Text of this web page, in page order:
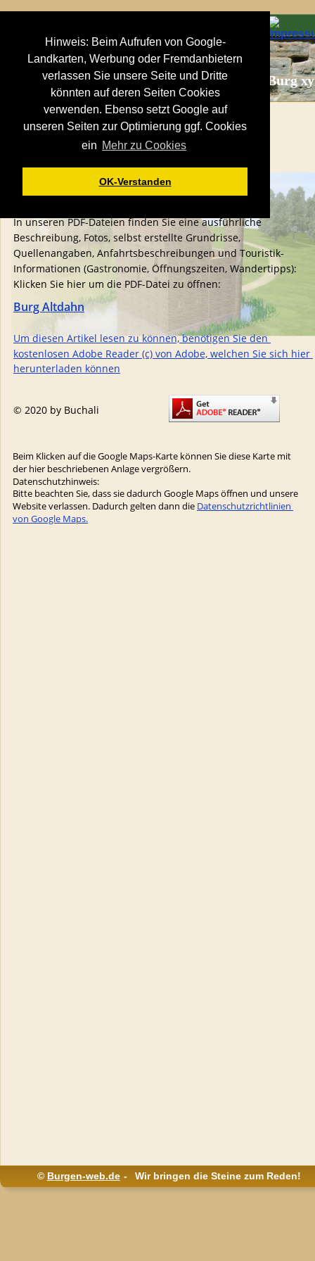
Hinweis: Beim Aufrufen von Google-
Landkarten, Werbung oder Fremdanbietern
verlassen Sie unsere Seite und Dritte
könnten auf deren Seiten Cookies
verwenden. Ebenso setzt Google auf
unseren Seiten zur Optimierung ggf. Cookies
ein Mehr zu Cookies
OK-Verstanden
© Burgen-web.de
  -
Wir bringen die Steine zum Reden!
Überschrift
Text
In unseren PDF-Dateien finden Sie eine ausführliche
Beschreibung, Fotos, selbst erstellte Grundrisse,
Quellenangaben, Anfahrtsbeschreibungen und Touristik-
Informationen (Gastronomie, Öffnungszeiten, Wandertipps):
Klicken Sie hier um die PDF-Datei zu öffnen:
Burg Altdahn
Um diesen Artikel lesen zu können, benötigen Sie den
kostenlosen Adobe Reader (c) von Adobe, welchen Sie sich hier
herunterladen können
© 2020 by Buchali
Region  Ort  Burg xy
Beim Klicken auf die Google Maps-Karte können Sie diese Karte mit
der hier beschriebenen Anlage vergrößern.
Datenschutzhinweis:
Bitte beachten Sie, dass sie dadurch Google Maps öffnen und unsere
Website verlassen. Dadurch gelten dann die Datenschutzrichtlinien
von Google Maps.